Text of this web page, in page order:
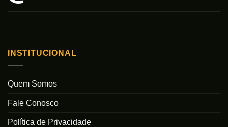
INSTITUCIONAL
Quem Somos
Fale Conosco
Política de Privacidade